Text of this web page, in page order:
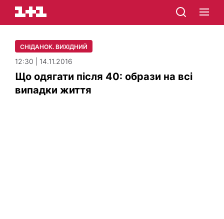
СНІДАНОК. ВИХІДНИЙ
12:30 | 14.11.2016
Що одягати після 40: образи на всі
випадки життя